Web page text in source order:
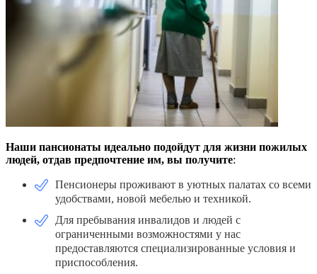
Наши пансионаты идеально подойдут для жизни пожилых
людей, отдав предпочтение им, вы получите:
Пенсионеры проживают в уютных палатах со всеми
удобствами, новой мебелью и техникой.
Для пребывания инвалидов и людей с
ограниченными возможностями у нас
предоставляются специализированные условия и
приспособления.